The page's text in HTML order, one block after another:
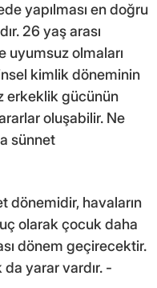
yapılması en doğru
26 yaş arası
olmaları
kimlik döneminin
erkeklik gücünün
oluşabilir. Ne
sünnet
dönemidir, havaların
olarak çocuk daha
dönem geçirecektir.
da yarar vardır. -